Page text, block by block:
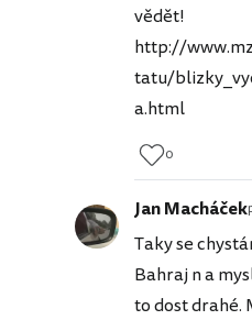
vědět!
http://
tatu/
a.html
0
Jan Macháček
Taky se
Bahraj n a
to dost drahé.